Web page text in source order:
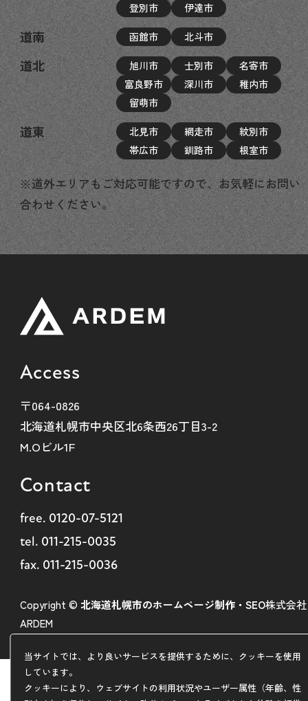
当サイトでは、より良いサービスを提供するために、クッキーを使用
しています。
クッキーにより、ウェブサイトの利用状況やユーザー属性（年齢、性
登別市
伊達市
道南 函館市 北斗市
道北 旭川市 士別市
名寄市
富良野市
深川市
稚内市
留萌市
道東 北見市 網走市
紋別市
帯広市
釧路市 根室市
※道外エリアもご対応可能ですので、お気軽にお問い
合わせください。
Access
〒064-0826
北海道札幌市中央区北6条西26丁目3-2
M.Oビル1F
Contact
free. 0120-07-5121
tel. 011-215-0035
fax. 011-215-0036
Copyright © 北海道札幌市のホームページ制作・SEO株式会社
ARDEM